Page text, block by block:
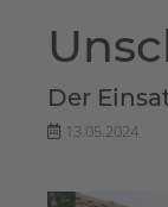
Der
13.05.2024